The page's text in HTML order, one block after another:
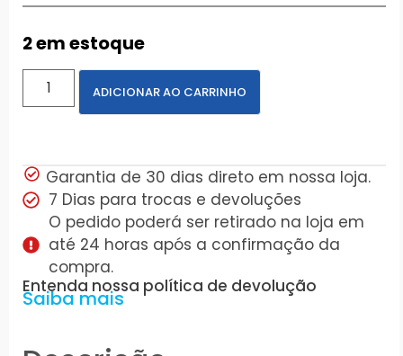
2 em estoque
ADICIONAR AO CARRINHO
Garantia de 30 dias direto em nossa loja.
7 Dias para trocas e devoluções
O pedido poderá ser retirado na loja em
até 24 horas após a confirmação da
compra.
Entenda nossa política de devolução
Saiba mais